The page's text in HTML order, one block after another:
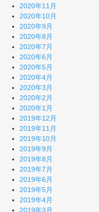
2020年11月
2020年10月
2020年9月
2020年8月
2020年7月
2020年6月
2020年5月
2020年4月
2020年3月
2020年2月
2020年1月
2019年12月
2019年11月
2019年10月
2019年9月
2019年8月
2019年7月
2019年6月
2019年5月
2019年4月
2019年3月